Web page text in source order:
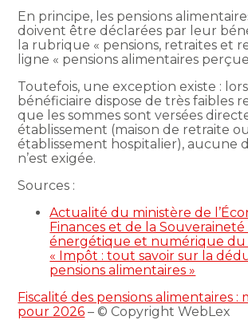
En principe, les pensions
doivent être déclarées par leur
la rubrique « pensions, retraites et
ligne « pensions alimentaires
Toutefois, une exception existe :
bénéficiaire dispose de très faibles
que les sommes sont versées
établissement (maison de retraite ou
établissement hospitalier), aucune
n’est exigée.
Sources :
Actualité du ministère de
Finances et de la
énergétique et numérique du
« Impôt : tout savoir sur la
pensions alimentaires »
Fiscalité des pensions alimentaires :
pour 2026 – © Copyright WebLex